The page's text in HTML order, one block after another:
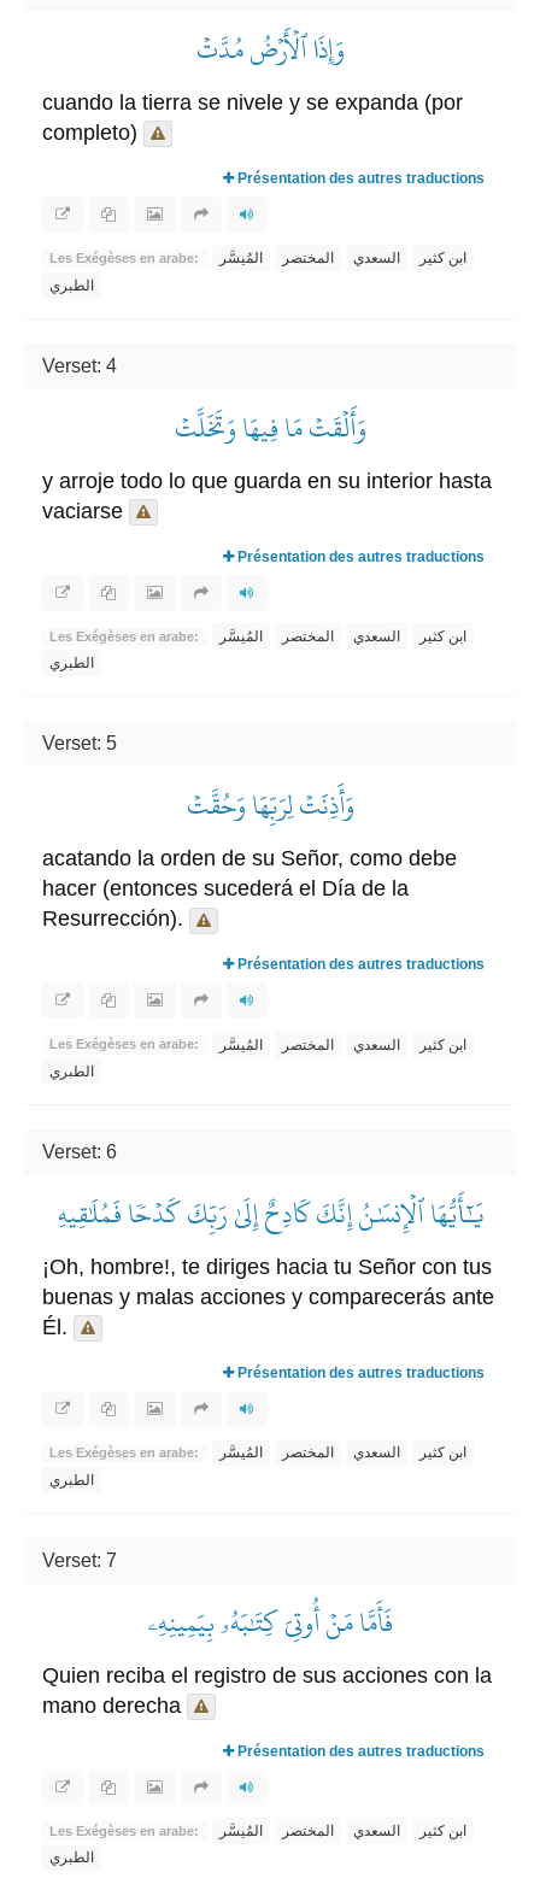
وَإِذَا ٱلۡأَرۡضُ مُدَّتۡ
cuando la tierra se nivele y se expanda (por
completo)
Présentation des autres traductions
Les Exégèses en arabe: المُيسَّر المختصر السعدي
ابن كثير
الطبري
Verset: 4
وَأَلۡقَتۡ مَا فِيهَا وَتَخَلَّتۡ
y arroje todo lo que guarda en su interior hasta
vaciarse
Présentation des autres traductions
Les Exégèses en arabe: المُيسَّر المختصر السعدي
ابن كثير
الطبري
Verset: 5
وَأَذِنَتۡ لِرَبِّهَا وَحُقَّتۡ
acatando la orden de su Señor, como debe
hacer (entonces sucederá el Día de la
Resurrección).
Présentation des autres traductions
Les Exégèses en arabe: المُيسَّر المختصر السعدي
ابن كثير
الطبري
Verset: 6
يَٰٓأَيُّهَا ٱلۡإِنسَٰنُ إِنَّكَ كَادِحٌ إِلَىٰ رَبِّكَ كَدۡحٗا فَمُلَٰقِيهِ
¡Oh, hombre!, te diriges hacia tu Señor con tus
buenas y malas acciones y comparecerás ante
Él.
Présentation des autres traductions
Les Exégèses en arabe: المُيسَّر المختصر السعدي
ابن كثير
الطبري
Verset: 7
فَأَمَّا مَنۡ أُوتِيَ كِتَٰبَهُۥ بِيَمِينِهِۦ
Quien reciba el registro de sus acciones con la
mano derecha
Présentation des autres traductions
Les Exégèses en arabe: المُيسَّر المختصر السعدي
ابن كثير
الطبري